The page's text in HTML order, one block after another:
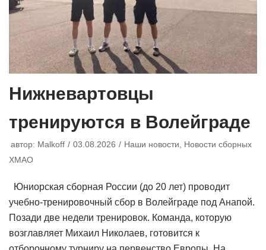
Нижневартовцы
тренируются в Волейграде
автор: Malkoff 03.08.2026 Наши новости
Новости сборных
ХМАО
Юниорская сборная России (до 20 лет) проводит
учебно-тренировочный сбор в Волейграде под Анапой.
Позади две недели тренировок. Команда, которую
возглавляет Михаил Николаев, готовится к